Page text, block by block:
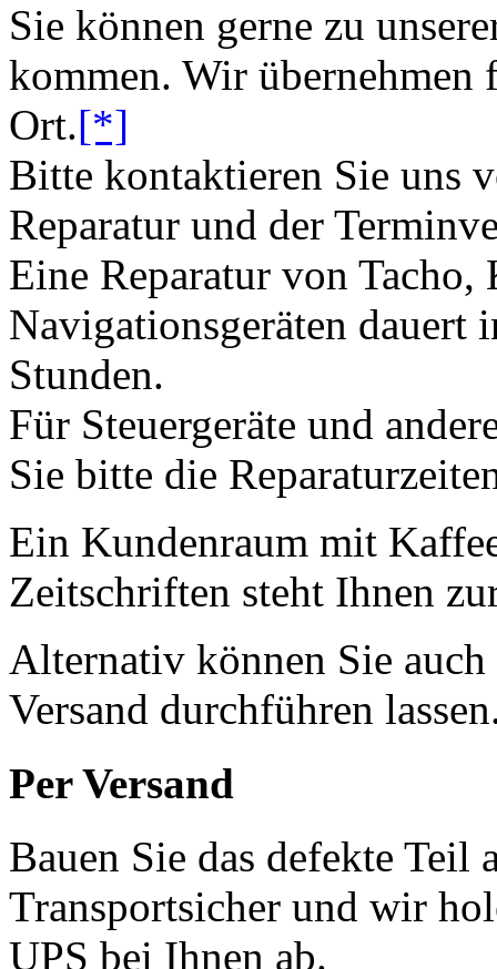
Sie können gerne zu
kommen. Wir
Ort.[*]
Bitte kontaktieren Sie uns
Reparatur und der
Eine Reparatur von
Navigationsgeräten dauert
Stunden.
Für Steuergeräte und
Sie bitte die
Ein Kundenraum mit
Zeitschriften steht Ihnen
Alternativ können Sie auch
Versand durchführen
Per Versand
Bauen Sie das defekte Teil
Transportsicher und wir
UPS bei Ihnen ab.